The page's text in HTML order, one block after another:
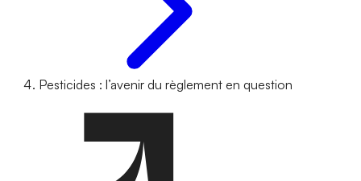
Pesticides : l’avenir du règlement en question